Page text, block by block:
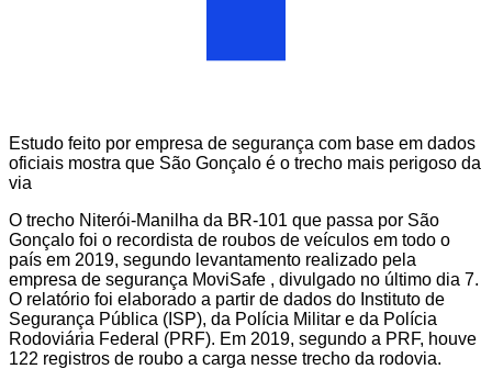
Estudo feito por empresa de segurança com base em dados
oficiais mostra que São Gonçalo é o trecho mais perigoso da
via
O trecho Niterói-Manilha da BR-101 que passa por São
Gonçalo foi o recordista de roubos de veículos em todo o
país em 2019, segundo levantamento realizado pela
empresa de segurança MoviSafe , divulgado no último dia 7.
O relatório foi elaborado a partir de dados do Instituto de
Segurança Pública (ISP), da Polícia Militar e da Polícia
Rodoviária Federal (PRF). Em 2019, segundo a PRF, houve
122 registros de roubo a carga nesse trecho da rodovia.